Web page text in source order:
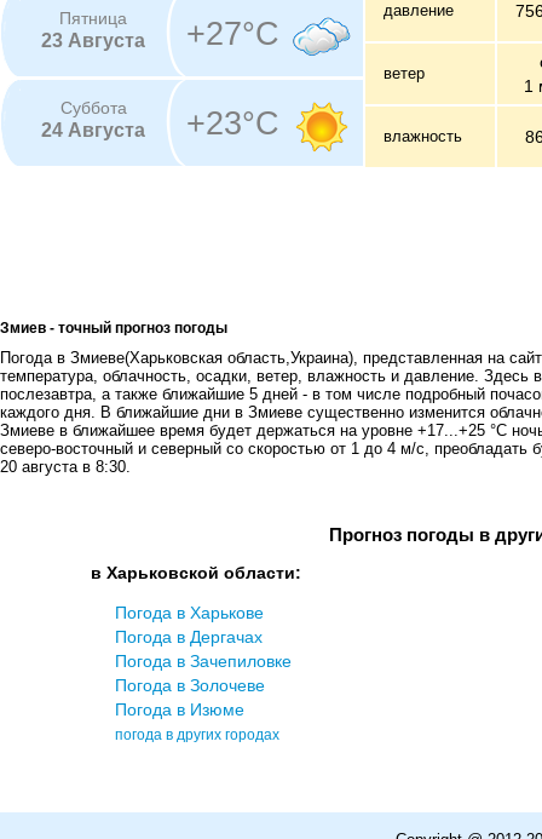
Пятница
23 Августа +27°C
Суббота
24 Августа +23°C
давление
ветер
1
влажность
Змиев - точный прогноз погоды
Погода в Змиеве(Харьковская область,Украина), представленная на
температура, облачность, осадки, ветер, влажность и давление. Здесь
послезавтра, а также ближайшие 5 дней - в том числе подробный
каждого дня. В ближайшие дни в Змиеве существенно изменится
Змиеве в ближайшее время будет держаться на уровне +17...+25 °C
северо-восточный и северный со скоростью от 1 до 4 м/с, преобладать
20 августа в 8:30.
Прогноз погоды в
в Харьковской области:
Погода в Харькове
Погода в Дергачах
Погода в Зачепиловке
Погода в Золочеве
Погода в Изюме
погода в других городах